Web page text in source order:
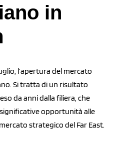
in
l’apertura del mercato
Si tratta di un risultato
da anni dalla filiera, che
opportunità alle
strategico del Far East.